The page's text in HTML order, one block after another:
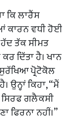
ਕਿ ਲਾਰੈਂਸ
ਕਾਰਨ ਵਧੀ ਹੋਈ
ਤੱਕ ਸੀਮਤ
ਦਿੱਤਾ ਹੈ। ਖਾਨ
ਪ੍ਰੋਟੋਕੋਲ
ਉਨ੍ਹਾਂ ਕਿਹਾ, “ਮੈਂ
ਗਲੈਕਸੀ
ਨਹੀਂ।’’